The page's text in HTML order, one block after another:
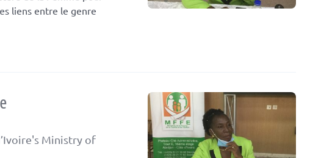
liens entre le genre
Ministry of